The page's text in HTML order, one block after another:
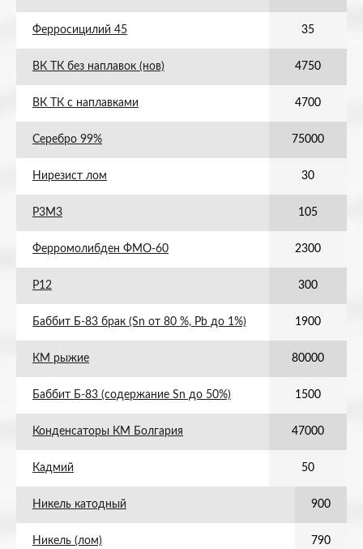
Ферросицилий 45 35
ВК ТК без наплавок (нов) 4750
ВК ТК с наплавками 4700
Серебро 99% 75000
Нирезист лом 30
Р3М3 105
Ферромолибден ФМО-60 2300
Р12 300
Баббит Б-83 брак (Sn от 80 %, Pb до 1%) 1900
КМ рыжие 80000
Баббит Б-83 (содержание Sn до 50%) 1500
Конденсаторы КМ Болгария 47000
Кадмий 50
Никель катодный 900
Никель (лом) 790